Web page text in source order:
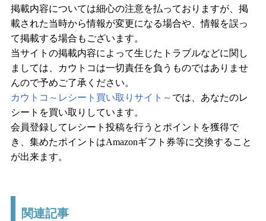
掲載内容については細心の注意を払っておりますが、掲
載された当時から情報が変更になる場合や、情報を誤っ
て掲載する場合もございます。
当サイトの掲載内容によって生じたトラブルなどに関し
ましては、カウトコは一切責任を負うものではありませ
んので予めご了承ください。
カウトコ～レシート買い取りサイト～ では、あなたのレ
シートを買い取りしています。
会員登録してレシート投稿を行うとポイントを獲得で
き、集めたポイントはAmazonギフト券等に交換すること
が出来ます。
関連記事